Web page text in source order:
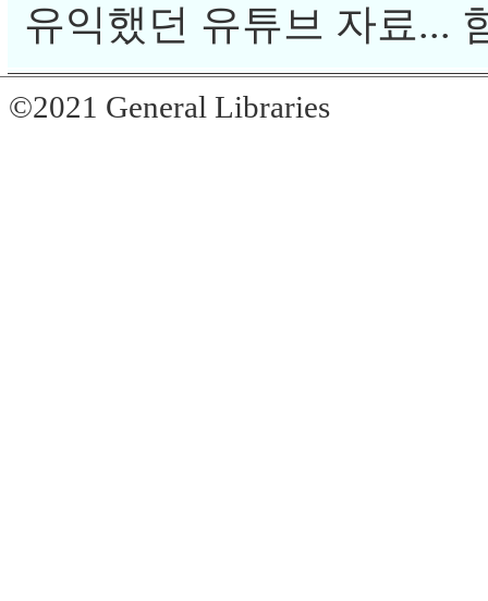
유익했던 유튜브 자료...
©2021 General Libraries